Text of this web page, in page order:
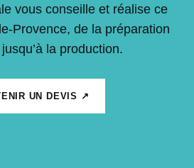
vous conseille et réalise ce
Provence, de la préparation
la production.
UN DEVIS ↗